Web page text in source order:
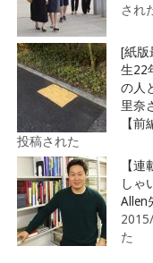
され
[紙版
生22
の人
里奈
【前
投稿された
【
しゃ
Allen
た